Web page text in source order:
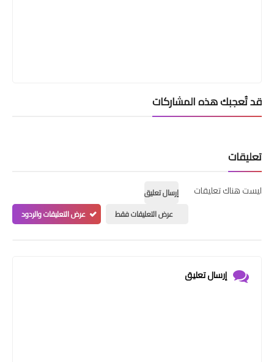
قد تُعجبك هذه المشاركات
تعليقات
ليست هناك تعليقات
إرسال تعليق
عرض التعليقات فقط
عرض التعليقات والردود
إرسال تعليق